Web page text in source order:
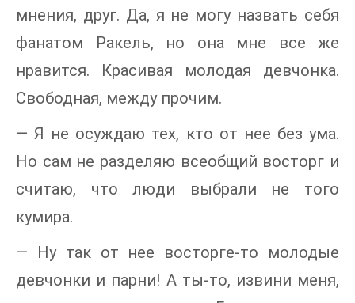
мнения, друг. Да, я не могу назвать себя
фанатом Ракель, но она мне все же
нравится. Красивая молодая девчонка.
Свободная, между прочим.
— Я не осуждаю тех, кто от нее без ума.
Но сам не разделяю всеобщий восторг и
считаю, что люди выбрали не того
кумира.
— Ну так от нее восторге-то молодые
девчонки и парни! А ты-то, извини меня,